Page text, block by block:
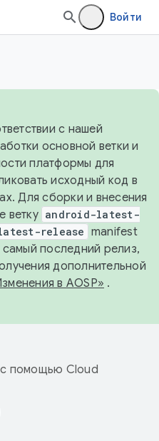
Войти
с нашей
основной ветки и
платформы для
исходный код в
Для сборки и внесения
ветку android-latest-
release manifest
самый последний релиз,
дополнительной
в AOSP» .
с помощью Cloud